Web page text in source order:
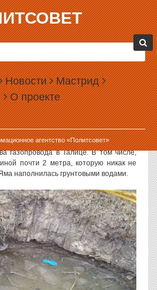
Новости Мастрид
О проекте
агентство «Политсовет»
БИЗНЕСМЕНА, ИЗ-ЗА
УТОНУЛ В ЯМЕ
судить предпринимателя, по чьей
мальчик утонул в яме с
управлении Следственного
по договору субподряда выполнял
газопровода в Талице. В том числе,
почти 2 метра, которую никак не
наполнилась грунтовыми водами.